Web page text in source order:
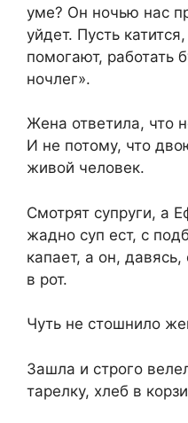
уме? Он ночью нас
уйдет. Пусть
помогают, работать
ночлег».
Жена ответила, что
И не потому, что
живой человек.
Смотрят супруги, а
жадно суп ест, с
капает, а он,
в рот.
Чуть не стошнило
Зашла и строго
тарелку, хлеб в